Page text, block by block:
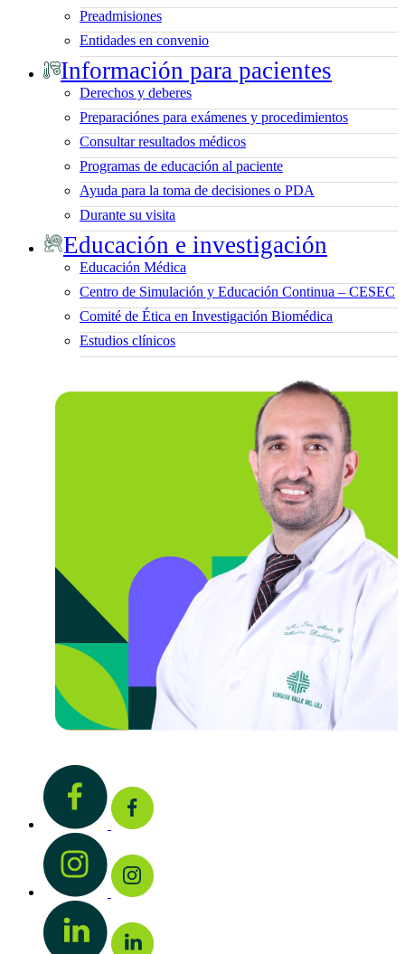
Preadmisiones
Entidades en convenio
Información para pacientes
Derechos y deberes
Preparaciónes para exámenes y procedimientos
Consultar resultados médicos
Programas de educación al paciente
Ayuda para la toma de decisiones o PDA
Durante su visita
Educación e investigación
Educación Médica
Centro de Simulación y Educación Continua – CESEC
Comité de Ética en Investigación Biomédica
Estudios clínicos